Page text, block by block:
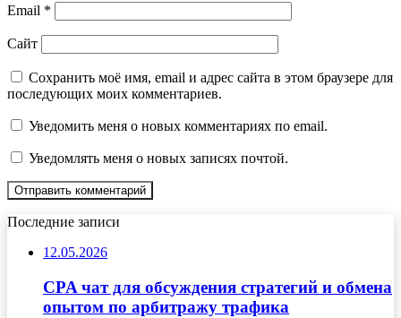
Email *
Сайт
Сохранить моё имя, email и адрес сайта в этом браузере для
последующих моих комментариев.
Уведомить меня о новых комментариях по email.
Уведомлять меня о новых записях почтой.
Последние записи
12.05.2026
CPA чат для обсуждения стратегий и обмена
опытом по арбитражу трафика